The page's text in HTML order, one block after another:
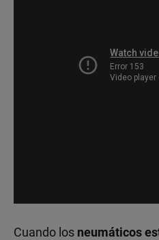
Cuando los neumáticos